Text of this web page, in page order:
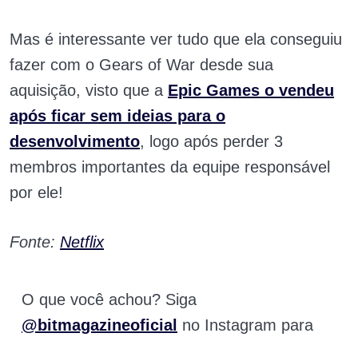
Mas é interessante ver tudo que ela conseguiu
fazer com o Gears of War desde sua
aquisição, visto que a Epic Games o vendeu
após ficar sem ideias para o
desenvolvimento, logo após perder 3
membros importantes da equipe responsável
por ele!
Fonte: Netflix
O que você achou? Siga
@bitmagazineoficial no Instagram para